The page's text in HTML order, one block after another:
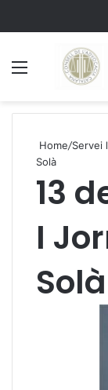
Home/Servei
Solà
13
I
Solà